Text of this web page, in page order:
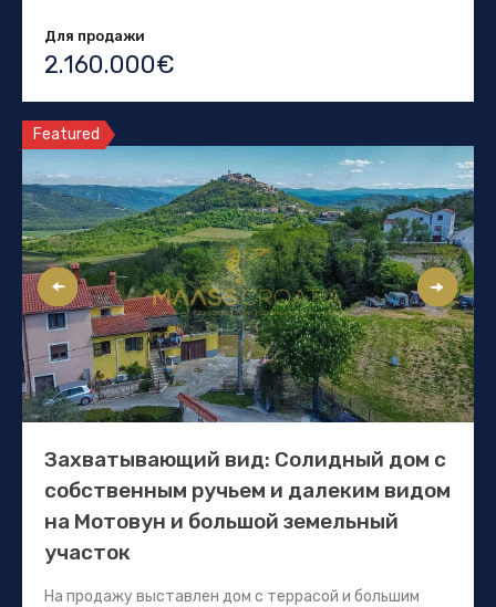
Для продажи
2.160.000€
Featured
Захватывающий вид: Солидный дом с
собственным ручьем и далеким видом
на Мотовун и большой земельный
участок
На продажу выставлен дом с террасой и большим